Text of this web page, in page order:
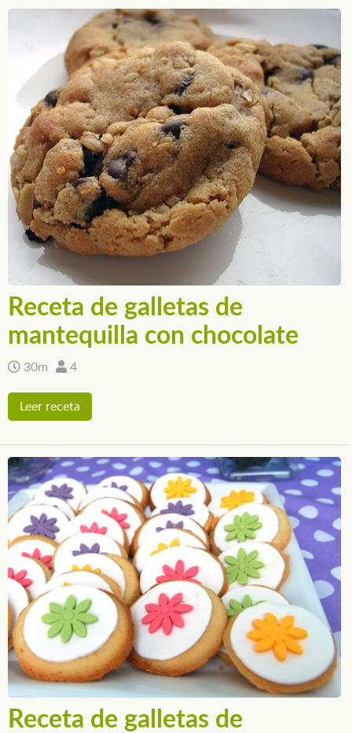
Receta de galletas de
mantequilla con chocolate
30m 4
Leer receta
Receta de galletas de